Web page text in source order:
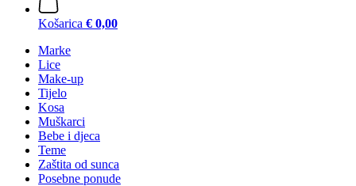
Košarica € 0,00
Marke
Lice
Make-up
Tijelo
Kosa
Muškarci
Bebe i djeca
Teme
Zaštita od sunca
Posebne ponude